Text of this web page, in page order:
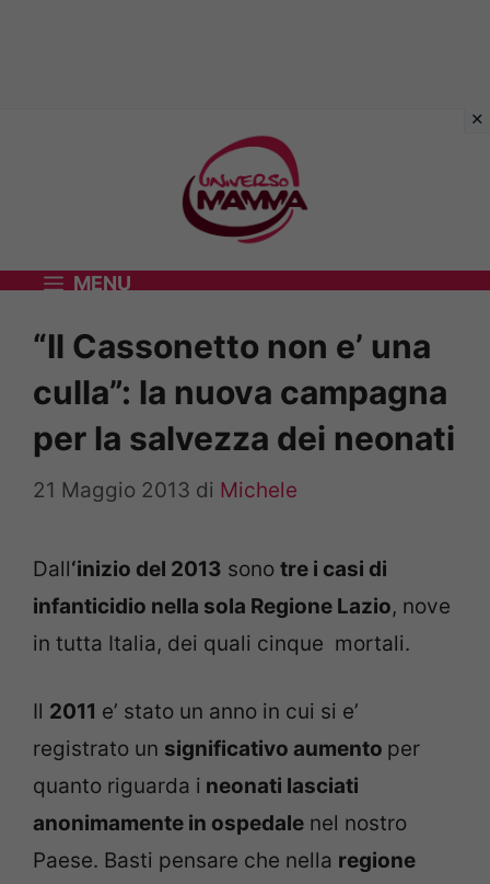
MENU
“Il Cassonetto non e’ una
culla”: la nuova campagna
per la salvezza dei neonati
21 Maggio 2013 di Michele
Dall‘inizio del 2013 sono tre i casi di
infanticidio nella sola Regione Lazio, nove
in tutta Italia, dei quali cinque mortali.
Il 2011 e’ stato un anno in cui si e’
registrato un significativo aumento per
quanto riguarda i neonati lasciati
anonimamente in ospedale nel nostro
Paese. Basti pensare che nella regione